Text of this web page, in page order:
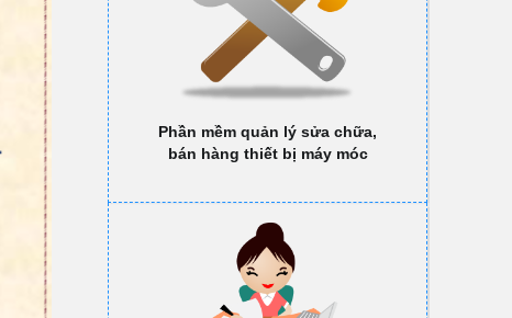
Phần mềm quản lý sửa chữa,
bán hàng thiết bị máy móc